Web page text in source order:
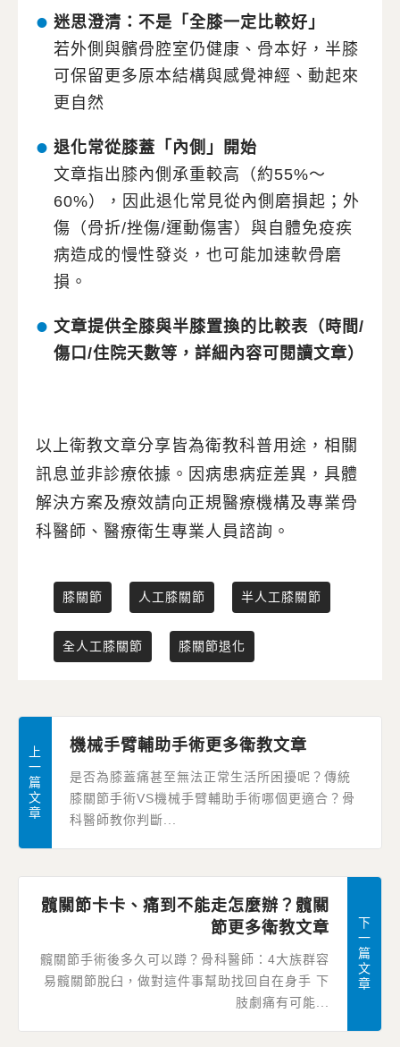
迷思澄清：不是「全膝一定比較好」
若外側與髕骨腔室仍健康、骨本好，半膝
可保留更多原本結構與感覺神經、動起來
更自然
退化常從膝蓋「內側」開始
文章指出膝內側承重較高（約55%～
60%），因此退化常見從內側磨損起；外
傷（骨折/挫傷/運動傷害）與自體免疫疾
病造成的慢性發炎，也可能加速軟骨磨
損。
文章提供全膝與半膝置換的比較表（時間/
傷口/住院天數等，詳細內容可閱讀文章）
以上衛教文章分享皆為衛教科普用途，相關
訊息並非診療依據。因病患病症差異，具體
解決方案及療效請向正規醫療機構及專業骨
科醫師、醫療衛生專業人員諮詢。
膝關節 人工膝關節 半人工膝關節
全人工膝關節 膝關節退化
上
一
篇
文
章
機械手臂輔助手術更多衛教文章
是否為膝蓋痛甚至無法正常生活所困擾呢？傳統
膝關節手術VS機械手臂輔助手術哪個更適合？骨
科醫師教你判斷...
髖關節卡卡、痛到不能走怎麼辦？髖關
節更多衛教文章
髖關節手術後多久可以蹲？骨科醫師：4大族群容
易髖關節脫臼，做對這件事幫助找回自在身手 下
肢劇痛有可能...
下
一
篇
文
章